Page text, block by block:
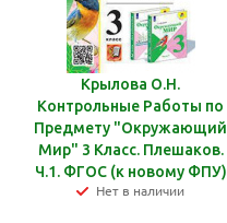
Крылова О.Н.
Контрольные Работы по
Предмету "Окружающий
Мир" 3 Класс. Плешаков.
Ч.1. ФГОС (к новому ФПУ)
Нет в наличии